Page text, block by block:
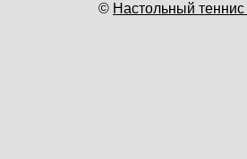
© Настольный